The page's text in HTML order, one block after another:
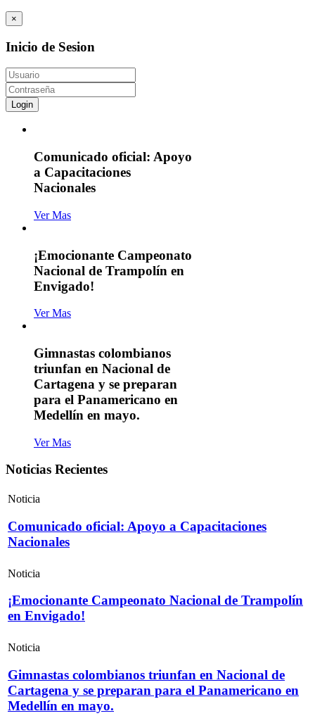
×
Inicio de Sesion
Login
Comunicado oficial: Apoyo
a Capacitaciones
Nacionales
Ver Mas
¡Emocionante Campeonato
Nacional de Trampolín en
Envigado!
Ver Mas
Gimnastas colombianos
triunfan en Nacional de
Cartagena y se preparan
para el Panamericano en
Medellín en mayo.
Ver Mas
Noticias Recientes
Noticia
Comunicado oficial: Apoyo a Capacitaciones
Nacionales
Noticia
¡Emocionante Campeonato Nacional de Trampolín
en Envigado!
Noticia
Gimnastas colombianos triunfan en Nacional de
Cartagena y se preparan para el Panamericano en
Medellín en mayo.